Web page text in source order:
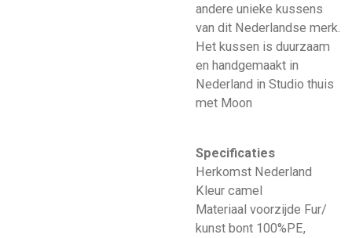
andere unieke kussens
van dit Nederlandse merk.
Het kussen is duurzaam
en handgemaakt in
Nederland in Studio thuis
met Moon
Specificaties
Herkomst Nederland
Kleur camel
Materiaal voorzijde Fur/
kunst bont 100%PE,